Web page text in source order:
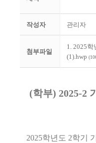
작성자 관리자
첨부파일
1. 2025
(1).hwp
(학부) 2025-2
2025학년도 2학기